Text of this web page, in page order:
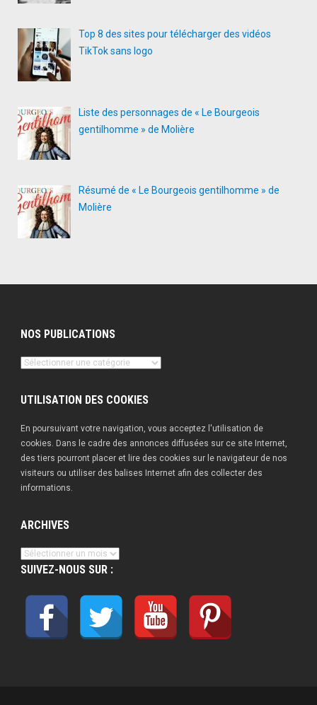
Top 8 des sites pour télécharger des vidéos
TikTok sans logo
Liste des personnages de « Le Bourgeois
gentilhomme » de Molière
Résumé de « Le Bourgeois gentilhomme » de
Molière
NOS PUBLICATIONS
Nos
UTILISATION DES COOKIES
En poursuivant votre navigation, vous acceptez l'utilisation de
cookies. Dans le cadre des annonces diffusées sur ce site Internet,
des tiers pourront placer et lire des cookies sur le navigateur de nos
visiteurs ou utiliser des balises Internet afin des collecter des
informations.
ARCHIVES
Archives
SUIVEZ-NOUS SUR :